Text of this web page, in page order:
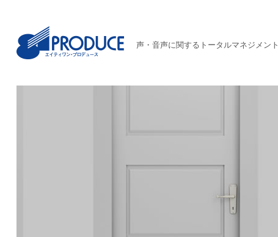
声・音声に関するトータルマネジメント